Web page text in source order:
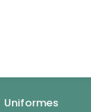
Uniformes